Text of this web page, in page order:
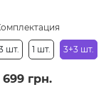
шт. 1 шт. 3+3 шт.
699 грн.